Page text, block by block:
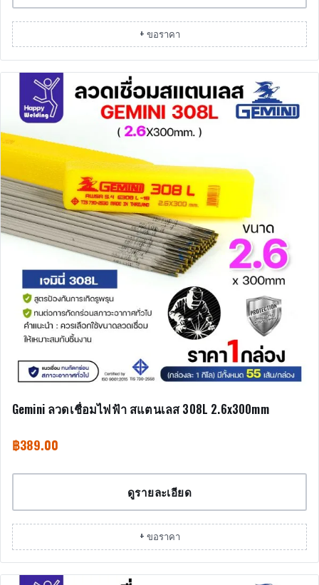
+ ขอราคา
Gemini ลวดเชื่อมไฟฟ้า สแตนเลส 308L 2.6x300mm
฿389.00
ดูรายละเอียด
+ ขอราคา